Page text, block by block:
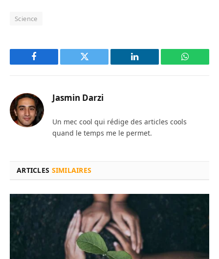
Science
Facebook Twitter LinkedIn
Jasmin Darzi
Un mec cool qui rédige des articles cools
quand le temps me le permet.
ARTICLES SIMILAIRES